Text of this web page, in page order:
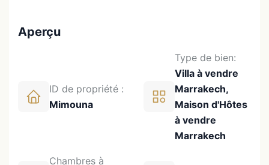
Aperçu
ID de propriété :
Mimouna
Type de bien:
Villa à vendre
Marrakech,
Maison d'Hôtes
à vendre
Marrakech
Chambres à